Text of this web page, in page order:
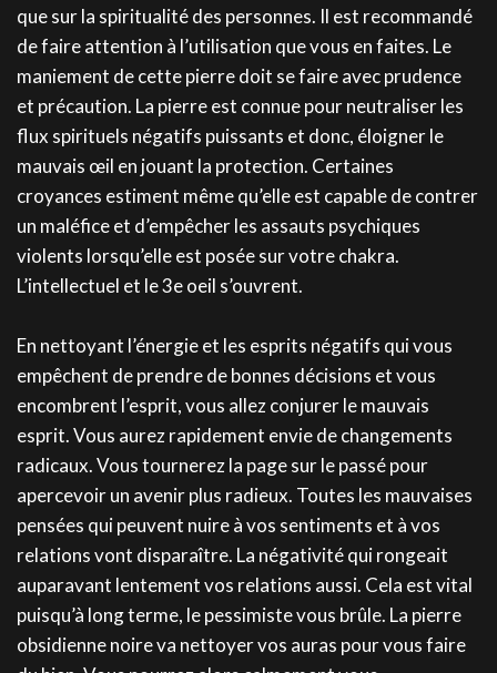
que sur la spiritualité des personnes. Il est recommandé
de faire attention à l’utilisation que vous en faites. Le
maniement de cette pierre doit se faire avec prudence
et précaution. La pierre est connue pour neutraliser les
flux spirituels négatifs puissants et donc, éloigner le
mauvais œil en jouant la protection. Certaines
croyances estiment même qu’elle est capable de contrer
un maléfice et d’empêcher les assauts psychiques
violents lorsqu’elle est posée sur votre chakra.
L’intellectuel et le 3e oeil s’ouvrent.
En nettoyant l’énergie et les esprits négatifs qui vous
empêchent de prendre de bonnes décisions et vous
encombrent l’esprit, vous allez conjurer le mauvais
esprit. Vous aurez rapidement envie de changements
radicaux. Vous tournerez la page sur le passé pour
apercevoir un avenir plus radieux. Toutes les mauvaises
pensées qui peuvent nuire à vos sentiments et à vos
relations vont disparaître. La négativité qui rongeait
auparavant lentement vos relations aussi. Cela est vital
puisqu’à long terme, le pessimiste vous brûle. La pierre
obsidienne noire va nettoyer vos auras pour vous faire